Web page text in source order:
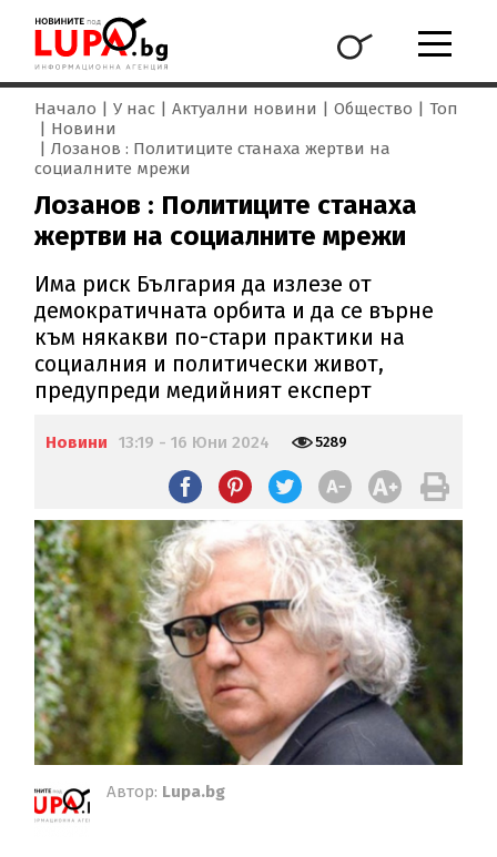
Начало У нас Актуални новини Общество
Топ
Новини
Лозанов : Политиците станаха жертви на
социалните мрежи
Лозанов : Политиците станаха
жертви на социалните мрежи
Има риск България да излезе от
демократичната орбита и да се върне
към някакви по-стари практики на
социалния и политически живот,
предупреди медийният експерт
Новини 13:19 - 16 Юни 2024 5289
Автор: Lupa.bg